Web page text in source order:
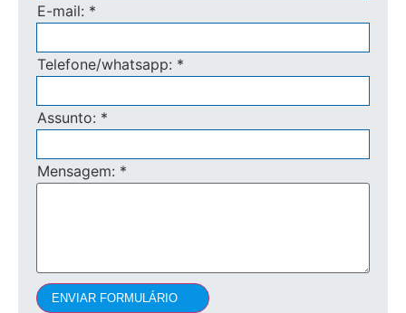
E-mail: *
Telefone/whatsapp: *
Assunto: *
Mensagem: *
ENVIAR FORMULÁRIO